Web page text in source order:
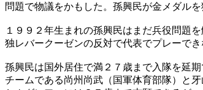
問題で物議をかもした。孫興民が金メダル
１９９２年生まれの孫興民はまだ兵役問題
独レバークーゼンの反対で代表でプレーで
孫興民は国外居住で満２７歳まで入隊を延
チームである尚州尚武（国軍体育部隊）と